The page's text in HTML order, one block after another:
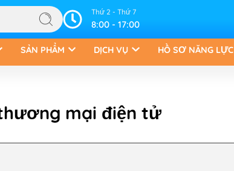
Thứ 2 - Thứ 7
8:00 - 17:00
SẢN PHẨM DỊCH VỤ HỒ SƠ NĂNG LỰC
mại điện tử